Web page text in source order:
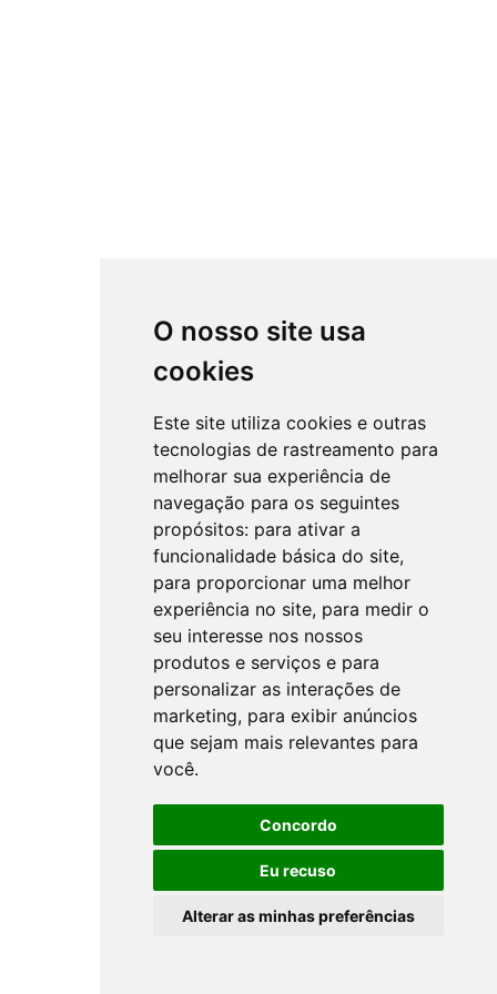
O nosso site usa
cookies
Este site utiliza cookies e outras
tecnologias de rastreamento para
melhorar sua experiência de
navegação para os seguintes
propósitos: para ativar a
funcionalidade básica do site,
para proporcionar uma melhor
experiência no site, para medir o
seu interesse nos nossos
produtos e serviços e para
personalizar as interações de
marketing, para exibir anúncios
que sejam mais relevantes para
você.
Concordo
Eu recuso
Alterar as minhas preferências